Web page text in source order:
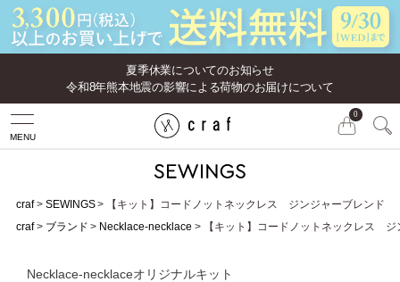
夏季休業についてのお知らせ
令和8年熊本地震の影響による荷物のお届けについて
MENU
0
craf SEWINGS
【キット】コードノットネックレス ジンジャーブレンド
craf
ブランド Necklace-necklace 【キット】コードノットネックレス ジ
Necklace-necklaceオリジナルキット